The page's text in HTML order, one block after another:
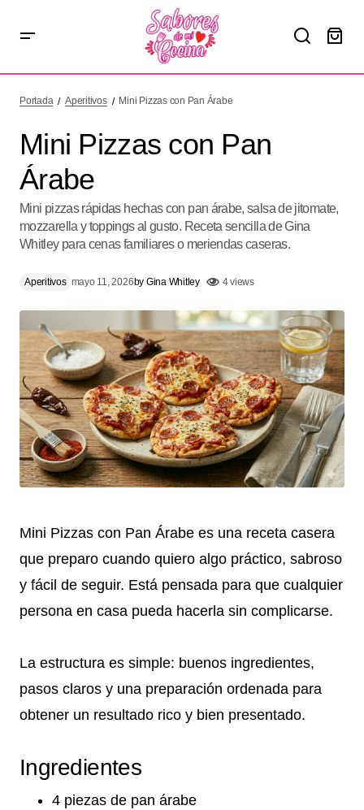
Portada Aperitivos Mini Pizzas con Pan Árabe
Mini Pizzas con Pan
Árabe
Mini pizzas rápidas hechas con pan árabe, salsa de jitomate,
mozzarella y toppings al gusto. Receta sencilla de Gina
Whitley para cenas familiares o meriendas caseras.
Aperitivos mayo 11, 2026by Gina Whitley 4 views
Mini Pizzas con Pan Árabe es una receta casera
que preparo cuando quiero algo práctico, sabroso
y fácil de seguir. Está pensada para que cualquier
persona en casa pueda hacerla sin complicarse.
La estructura es simple: buenos ingredientes,
pasos claros y una preparación ordenada para
obtener un resultado rico y bien presentado.
Ingredientes
4 piezas de pan árabe